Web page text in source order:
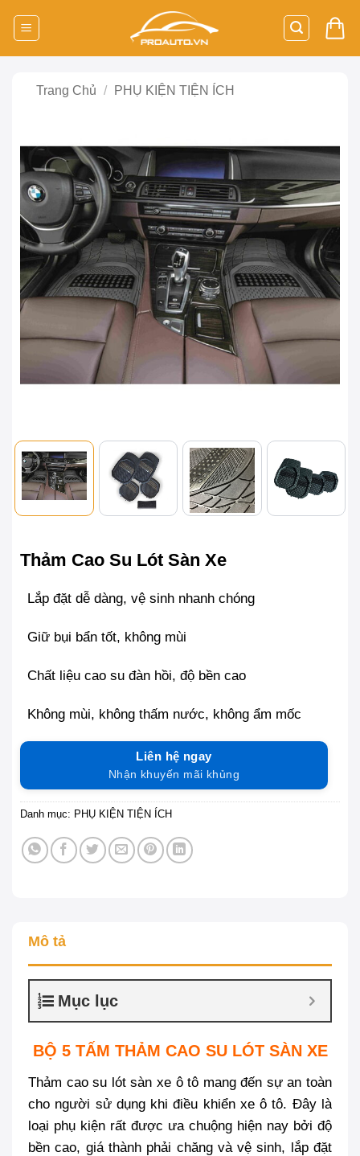
Trang Chủ / PHỤ KIỆN TIỆN ÍCH
Thảm Cao Su Lót Sàn Xe
Lắp đặt dễ dàng, vệ sinh nhanh chóng
Giữ bụi bẩn tốt, không mùi
Chất liệu cao su đàn hồi, độ bền cao
Không mùi, không thấm nước, không ẩm mốc
Liên hệ ngay
Nhận khuyến mãi khủng
Danh mục: PHỤ KIỆN TIỆN ÍCH
Mô tả
Mục lục
BỘ 5 TẤM THẢM CAO SU LÓT SÀN XE
Thảm cao su lót sàn xe ô tô mang đến sự an toàn
cho người sử dụng khi điều khiển xe ô tô. Đây là
loại phụ kiện rất được ưa chuộng hiện nay bởi độ
bền cao, giá thành phải chăng và vệ sinh, lắp đặt